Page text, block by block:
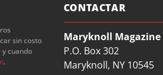
sin costo
cuando
.
CONTACTAR
Maryknoll Magazine
P.O. Box 302
Maryknoll, NY 10545